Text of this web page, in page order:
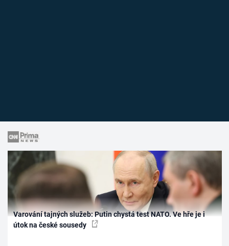
Varování tajných služeb: Putin chystá test NATO. Ve hře je i
útok na české sousedy